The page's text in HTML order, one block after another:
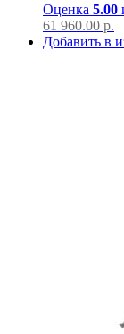
Оценка 5.00
61 960.00 р.
Добавить в